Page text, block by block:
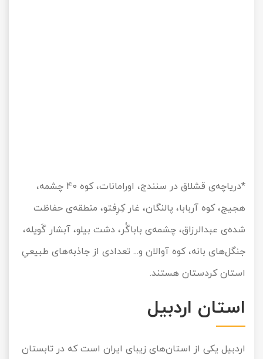
*دریاچه‌ی قشلاق در سنندج، اورامانات، کوه 40 چشمه،
هجیج، کوه آربابا، پالنگان، غار کِرِفتو، منطقه‌ی حفاظت
شده‌ی عبدالرزاق، چشمه‌ی باباگُر، دشت بیلو، آبشار گَویله،
جنگل‌های بانه، کوه آوالان و... تعدادی از جاذبه‌های طبیعیِ
استان کردستان هستند.
استان اردبیل
اردبیل یکی از استان‌های زیبای ایران است که در تابستان